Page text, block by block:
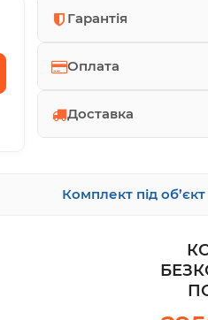
Гарантія
Оплата
Доставка
Комплект під об’єкт